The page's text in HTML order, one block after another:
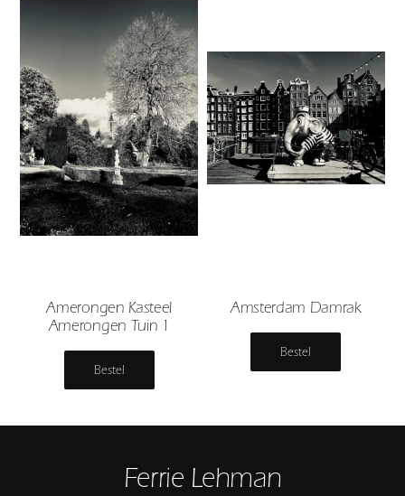
Amerongen Kasteel
Amerongen Tuin 1
Bestel
Amsterdam Damrak
Bestel
Ferrie Lehman